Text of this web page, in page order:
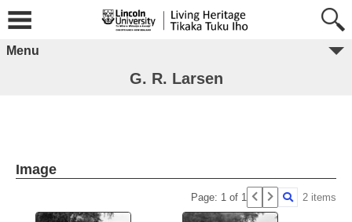
Menu
G. R. Larsen
Image
Page: 1 of 1 2 items